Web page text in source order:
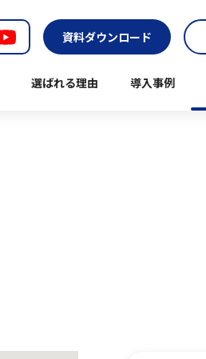
資料ダウンロード
選ばれる理由 導入事例